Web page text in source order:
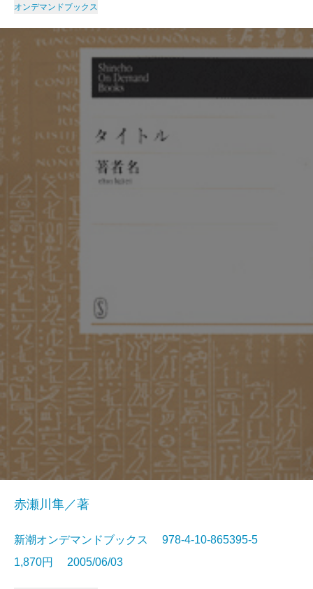
オンデマンドブックス
赤瀬川隼／著
新潮オンデマンドブックス 978-4-10-865395-5
1,870円 2005/06/03